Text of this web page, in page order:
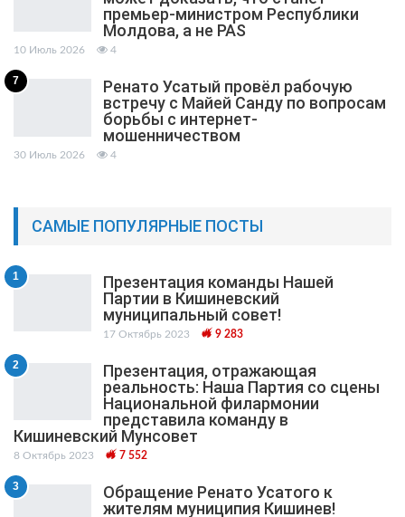
премьер-министром Республики
Молдова, а не PAS
10 Июль 2026 4
7
Ренато Усатый провёл рабочую
встречу с Майей Санду по вопросам
борьбы с интернет-
мошенничеством
30 Июль 2026 4
САМЫЕ ПОПУЛЯРНЫЕ ПОСТЫ
1
Презентация команды Нашей
Партии в Кишиневский
муниципальный cовет!
17 Октябрь 2023 9 283
2
Презентация, отражающая
реальность: Наша Партия со сцены
Национальной филармонии
представила команду в
Кишиневский Мунсовет
8 Октябрь 2023 7 552
3
Обращение Ренато Усатого к
жителям муниципия Кишинев!